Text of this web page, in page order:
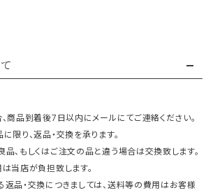
商品到着後7日以内にメールにてご連絡ください。
限り、返品・交換を承ります。
、もしくはご注文の品と違う場合は交換致します。
当店が負担致します。
品・交換につきましては、送料等の費用はお客様